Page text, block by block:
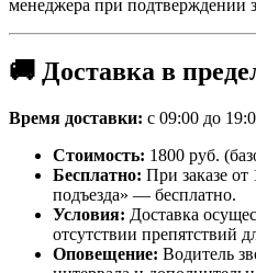
менеджера при подтверждении
🚚 Доставка в
Время доставки: с 09:00 до
Стоимость: 1800 руб.
Бесплатно: При заказе от
подъезда» — бесплатно.
Условия: Доставка
отсутствии препятствий
Оповещение: Водитель